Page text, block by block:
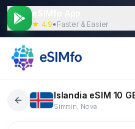
★ 4.9• Faster & Easier
Islandia eSIM 10
Simmin, Nova